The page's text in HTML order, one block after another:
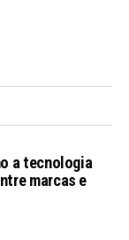
a tecnologia
marcas e